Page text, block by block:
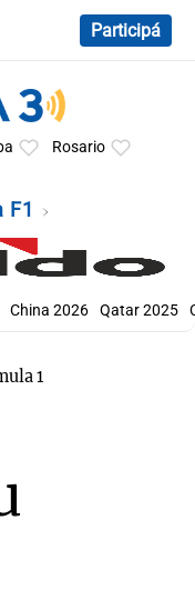
Participá
Rosario
F1
China 2026 Qatar 2025
1